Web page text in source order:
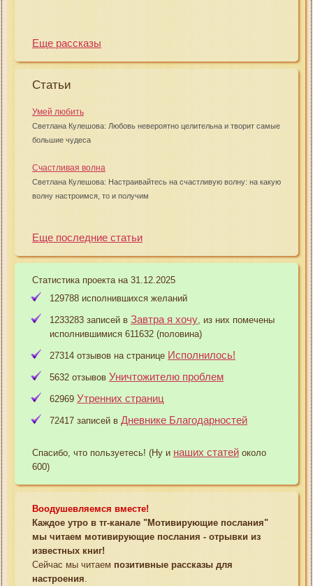
Еще рассказы
Статьи
Умей любить
Светлана Кулешова: Любовь невероятно целительна и творит самые
большие чудеса
Счастливая волна
Светлана Кулешова: Настраивайтесь на счастливую волну: на какую
волну настроимся, то и получим
Еще последние статьи
Статистика проекта на 31.12.2025
129788 исполнившихся желаний
1233283 записей в Завтра я хочу , из них помечены
исполнившимися 611632 (половина)
27314 отзывов на странице Исполнилось!
5632 отзывов Уничтожителю проблем
62969 Утренних страниц
72417 записей в Дневнике Благодарностей
Спасибо, что пользуетесь! (Ну и наших статей около
600)
Воодушевляемся вместе!
Каждое утро в тг-канале "Мотивирующие послания"
мы читаем мотивирующие послания - отрывки из
известных книг!
Сейчас мы читаем позитивные рассказы для
настроения